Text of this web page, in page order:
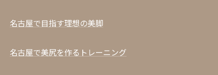
名古屋で目指す理想の美脚
名古屋で美尻を作るトレーニング